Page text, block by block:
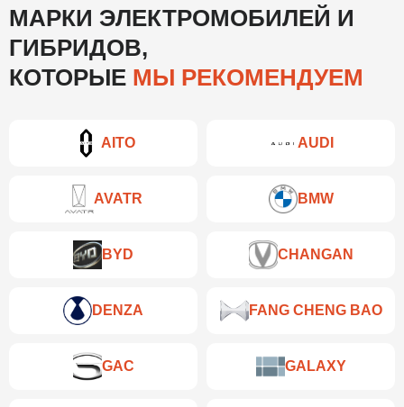
МАРКИ ЭЛЕКТРОМОБИЛЕЙ И
ГИБРИДОВ,
КОТОРЫЕ МЫ РЕКОМЕНДУЕМ
AITO AUDI
AVATR BMW
BYD CHANGAN
DENZA FANG CHENG BAO
GAC GALAXY